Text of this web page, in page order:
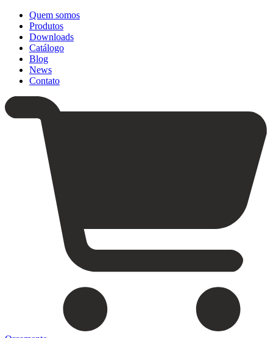
Quem somos
Produtos
Downloads
Catálogo
Blog
News
Contato